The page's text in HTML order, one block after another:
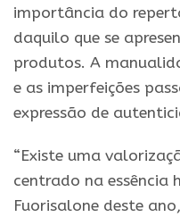
importância do
daquilo que se
produtos. A
e as imperfeições
expressão de
“Existe uma
centrado na essência
Fuorisalone deste